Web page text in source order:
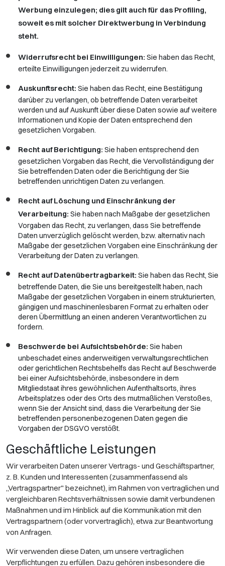
Werbung einzulegen; dies gilt auch für das Profiling,
soweit es mit solcher Direktwerbung in Verbindung
steht.
Widerrufsrecht bei Einwilligungen: Sie haben das Recht,
erteilte Einwilligungen jederzeit zu widerrufen.
Auskunftsrecht: Sie haben das Recht, eine Bestätigung
darüber zu verlangen, ob betreffende Daten verarbeitet
werden und auf Auskunft über diese Daten sowie auf weitere
Informationen und Kopie der Daten entsprechend den
gesetzlichen Vorgaben.
Recht auf Berichtigung: Sie haben entsprechend den
gesetzlichen Vorgaben das Recht, die Vervollständigung der
Sie betreffenden Daten oder die Berichtigung der Sie
betreffenden unrichtigen Daten zu verlangen.
Recht auf Löschung und Einschränkung der
Verarbeitung: Sie haben nach Maßgabe der gesetzlichen
Vorgaben das Recht, zu verlangen, dass Sie betreffende
Daten unverzüglich gelöscht werden, bzw. alternativ nach
Maßgabe der gesetzlichen Vorgaben eine Einschränkung der
Verarbeitung der Daten zu verlangen.
Recht auf Datenübertragbarkeit: Sie haben das Recht, Sie
betreffende Daten, die Sie uns bereitgestellt haben, nach
Maßgabe der gesetzlichen Vorgaben in einem strukturierten,
gängigen und maschinenlesbaren Format zu erhalten oder
deren Übermittlung an einen anderen Verantwortlichen zu
fordern.
Beschwerde bei Aufsichtsbehörde: Sie haben
unbeschadet eines anderweitigen verwaltungsrechtlichen
oder gerichtlichen Rechtsbehelfs das Recht auf Beschwerde
bei einer Aufsichtsbehörde, insbesondere in dem
Mitgliedstaat ihres gewöhnlichen Aufenthaltsorts, ihres
Arbeitsplatzes oder des Orts des mutmaßlichen Verstoßes,
wenn Sie der Ansicht sind, dass die Verarbeitung der Sie
betreffenden personenbezogenen Daten gegen die
Vorgaben der DSGVO verstößt.
Geschäftliche Leistungen
Wir verarbeiten Daten unserer Vertrags- und Geschäftspartner,
z. B. Kunden und Interessenten (zusammenfassend als
„Vertragspartner" bezeichnet), im Rahmen von vertraglichen und
vergleichbaren Rechtsverhältnissen sowie damit verbundenen
Maßnahmen und im Hinblick auf die Kommunikation mit den
Vertragspartnern (oder vorvertraglich), etwa zur Beantwortung
von Anfragen.
Wir verwenden diese Daten, um unsere vertraglichen
Verpflichtungen zu erfüllen. Dazu gehören insbesondere die